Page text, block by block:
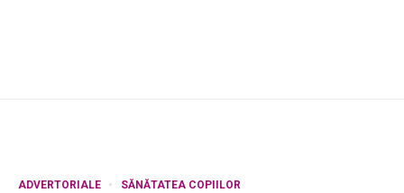
ADVERTORIALE SĂNĂTATEA COPIILOR